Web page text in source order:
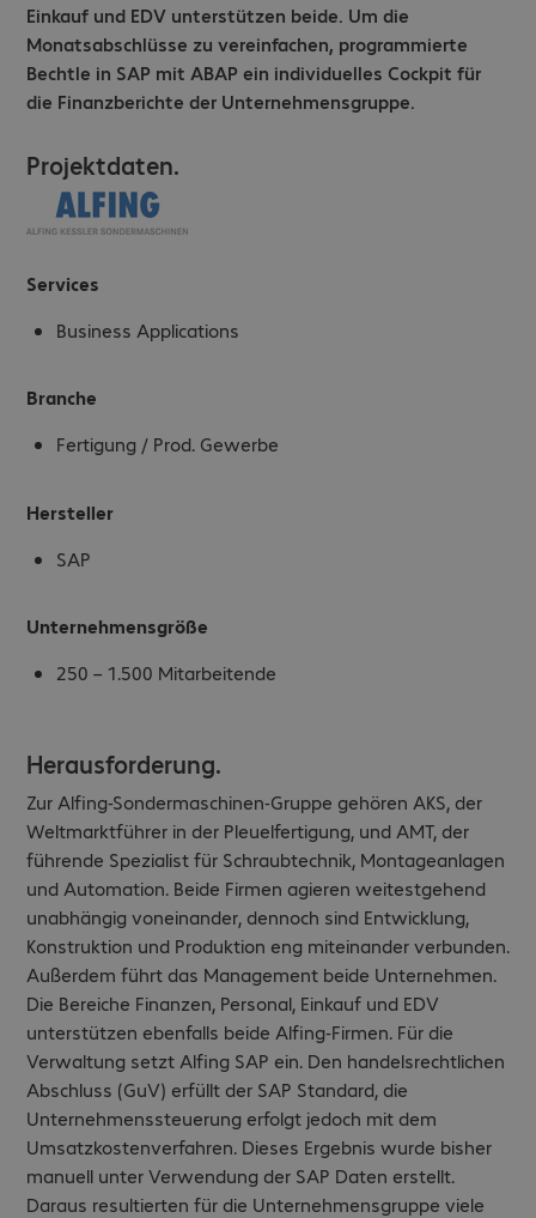
Einkauf und EDV unterstützen beide. Um die
Monatsabschlüsse zu vereinfachen, programmierte
Bechtle in SAP mit ABAP ein individuelles Cockpit für
die Finanzberichte der Unternehmensgruppe.
Projektdaten.
Services
Business Applications
Branche
Fertigung / Prod. Gewerbe
Hersteller
SAP
Unternehmensgröße
250 – 1.500 Mitarbeitende
Herausforderung.
Zur Alfing-Sondermaschinen-Gruppe gehören AKS, der
Weltmarktführer in der Pleuelfertigung, und AMT, der
führende Spezialist für Schraubtechnik, Montageanlagen
und Automation. Beide Firmen agieren weitestgehend
unabhängig voneinander, dennoch sind Entwicklung,
Konstruktion und Produktion eng miteinander verbunden.
Außerdem führt das Management beide Unternehmen.
Die Bereiche Finanzen, Personal, Einkauf und EDV
unterstützen ebenfalls beide Alfing-Firmen. Für die
Verwaltung setzt Alfing SAP ein. Den handelsrechtlichen
Abschluss (GuV) erfüllt der SAP Standard, die
Unternehmenssteuerung erfolgt jedoch mit dem
Umsatzkostenverfahren. Dieses Ergebnis wurde bisher
manuell unter Verwendung der SAP Daten erstellt.
Daraus resultierten für die Unternehmensgruppe viele